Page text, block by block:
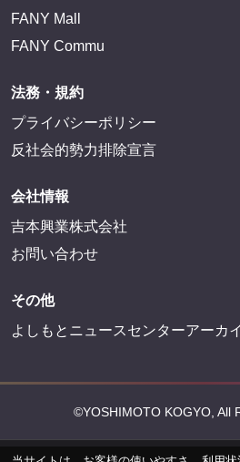
FANY Mall
FANY Commu
法務・規約
プライバシーポリシー
反社会的勢力排除宣言
会社情報
吉本興業株式会社
お問い合わせ
その他
よしもとニュースセンターアーカ
©YOSHIMOTO KOGYO, All